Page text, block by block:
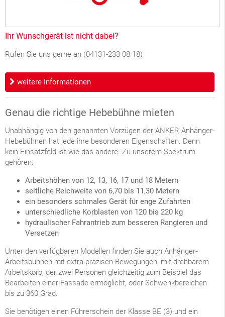
Ihr Wunschgerät ist nicht dabei?
Rufen Sie uns gerne an (04131-233 08 18)
weitere Informationen
Genau die richtige Hebebühne mieten
Unabhängig von den genannten Vorzügen der ANKER Anhänger-
Hebebühnen hat jede ihre besonderen Eigenschaften. Denn
kein Einsatzfeld ist wie das andere. Zu unserem Spektrum
gehören:
Arbeitshöhen von 12, 13, 16, 17 und 18 Metern
seitliche Reichweite von 6,70 bis 11,30 Metern
ein besonders schmales Gerät für enge Zufahrten
unterschiedliche Korblasten von 120 bis 220 kg
hydraulischer Fahrantrieb zum besseren Rangieren und
Versetzen
Unter den verfügbaren Modellen finden Sie auch Anhänger-
Arbeitsbühnen mit extra präzisen Bewegungen, mit drehbarem
Arbeitskorb, der zwei Personen gleichzeitig zum Beispiel das
Bearbeiten einer Fassade ermöglicht, oder Schwenkbereichen
bis zu 360 Grad.
Sie benötigen einen Führerschein der Klasse BE (3) und ein